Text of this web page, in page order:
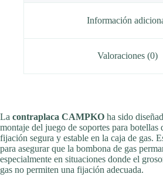
Información
Valoraciones (0)
La contraplaca CAMPKO ha sido
montaje del juego de soportes para botellas
fijación segura y estable en la caja de gas.
para asegurar que la bombona de gas
especialmente en situaciones donde el
gas no permiten una fijación adecuada.